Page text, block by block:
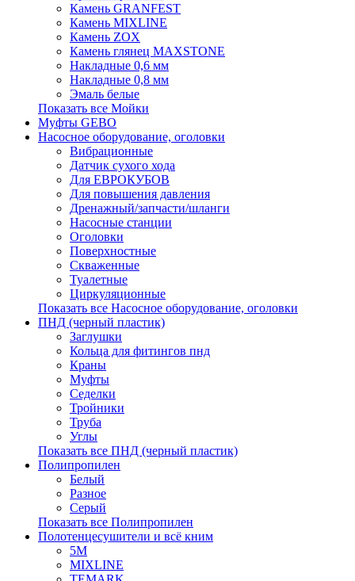
Камень GRANFEST
Камень MIXLINE
Камень ZOX
Камень глянец MAXSTONE
Накладные 0,6 мм
Накладные 0,8 мм
Эмаль белые
Показать все Мойки
Муфты GEBO
Насосное оборудование, оголовки
Вибрационные
Датчик сухого хода
Для ЕВРОКУБОВ
Для повышения давления
Дренажный/запчасти/шланги
Насосные станции
Оголовки
Поверхностные
Скваженные
Туалетные
Циркуляционные
Показать все Насосное оборудование, оголовки
ПНД (черный пластик)
Заглушки
Кольца для фитингов пнд
Краны
Муфты
Седелки
Тройники
Труба
Углы
Показать все ПНД (черный пластик)
Полипропилен
Белый
Разное
Серый
Показать все Полипропилен
Полотенцесушители и всё кним
5М
MIXLINE